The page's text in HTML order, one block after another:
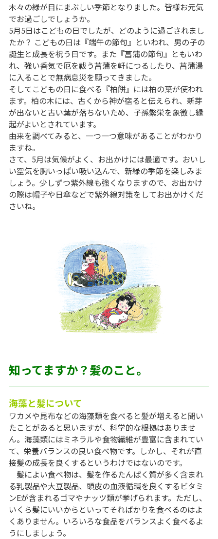
木々の緑が目にまぶしい季節となりました。皆様お元気
でお過ごしでしょうか。
5月5日はこどもの日でしたが、どのように過ごされまし
たか？ こどもの日は『端午の節句』といわれ、男の子の
誕生と成長を祝う日です。また『菖蒲の節句』ともいわ
れ、強い香気で厄を祓う菖蒲を軒につるしたり、菖蒲湯
に入ることで無病息災を願ってきました。
そしてこどもの日に食べる『柏餅』には柏の葉が使われ
ます。柏の木には、古くから神が宿ると伝えられ、新芽
が出ないと古い葉が落ちないため、子孫繁栄を象徴し縁
起がよいとされています。
由来を調べてみると、一つ一つ意味があることがわかり
ますね。
さて、5月は気候がよく、お出かけには最適です。おいし
い空気を胸いっぱい吸い込んで、新緑の季節を楽しみま
しょう。少しずつ紫外線も強くなりますので、お出かけ
の際は帽子や日傘などで紫外線対策をしてお出かけくだ
さいね。
知ってますか？髪のこと。
海藻と髪について
ワカメや昆布などの海藻類を食べると髪が増えると聞い
たことがあると思いますが、科学的な根拠はありませ
ん。海藻類にはミネラルや食物繊維が豊富に含まれてい
て、栄養バランスの良い食べ物です。しかし、それが直
接髪の成長を良くするというわけではないのです。
髪によい食べ物は、髪を作るたんぱく質が多く含まれ
る乳製品や大豆製品、頭皮の血液循環を良くするビタミ
ンEが含まれるゴマやナッツ類が挙げられます。ただし、
いくら髪にいいからといってそればかりを食べるのはよ
くありません。いろいろな食品をバランスよく食べるよ
うにしましょう。